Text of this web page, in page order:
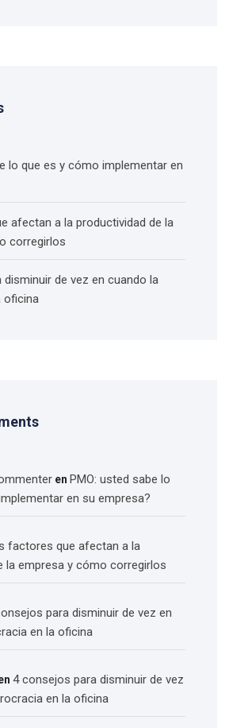
lo que es y cómo implementar en
afectan a la productividad de la
corregirlos
de vez en cuando la
oficina
en PMO: usted sabe lo
en su empresa?
factores que afectan a la
la empresa y cómo corregirlos
para disminuir de vez en
en la oficina
4 consejos para disminuir de vez
en la oficina